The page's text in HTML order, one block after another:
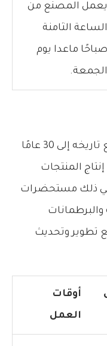
يعمل المصنع من
الساعة الثامنة
صباحًا ماعدا يوم
الجمعة.
مصنع أبو النمرس للبلاستيك يرجع تاريخه إلى 30 عامًا
المنتجات
في ذلك مستحضرات
والبرطمانات
تطوير وتحديث
أوقات
العمل